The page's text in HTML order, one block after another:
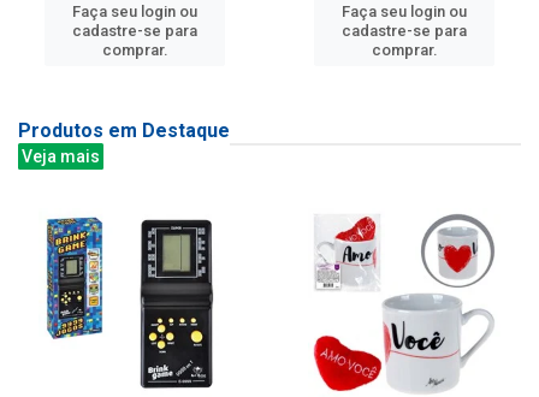
Faça seu login ou
cadastre-se para
comprar.
Faça seu login ou
cadastre-se para
comprar.
Produtos em Destaque
Veja mais